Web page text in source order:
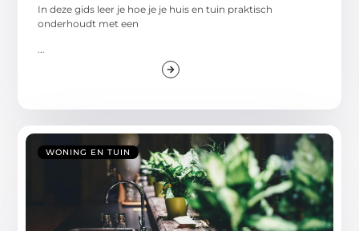
In deze gids leer je hoe je je huis en tuin praktisch
onderhoudt met een
...
WONING EN TUIN